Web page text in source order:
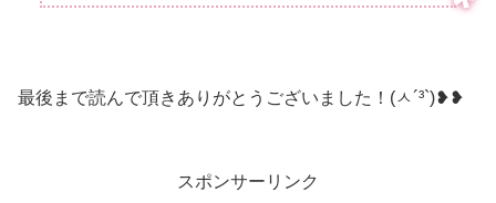
最後まで読んで頂きありがとうございました！(ㅅ´³`)❥❥
スポンサーリンク